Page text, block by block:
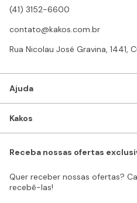
(41) 3152-6600
contato@kakos.com.br
Rua Nicolau José Gravina, 1441,
Ajuda
Kakos
Receba nossas ofertas
Quer receber nossas ofertas?
recebê-las!